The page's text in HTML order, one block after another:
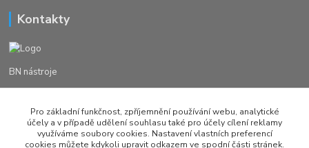
Kontakty
BN nástroje
+420 777982023
Pro základní funkčnost, zpříjemnění používání webu, analytické
účely a v případě udělení souhlasu také pro účely cílení reklamy
využíváme soubory cookies. Nastavení vlastních preferencí
cookies můžete kdykoli upravit odkazem ve spodní části stránek.